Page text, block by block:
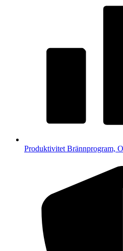
Produktivitet Brännprogram,